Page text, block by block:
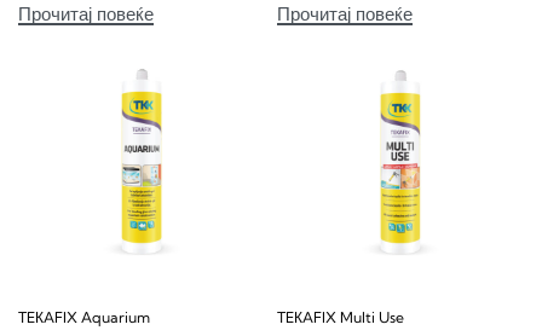
Прочитај повеќе Прочитај повеќе
TEКAFIX Aquarium TEКAFIX Multi Use